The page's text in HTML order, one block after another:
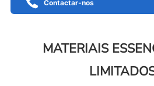
Contactar-nos
MATERIAIS